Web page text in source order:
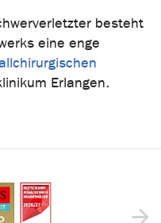
besteht
eine enge
Erlangen.